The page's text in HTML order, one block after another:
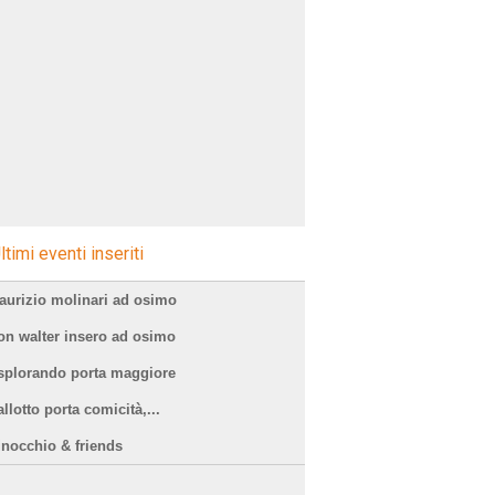
eventi inseriti
molinari ad osimo
walter insero ad osimo
porta maggiore
porta comicità,...
& friends